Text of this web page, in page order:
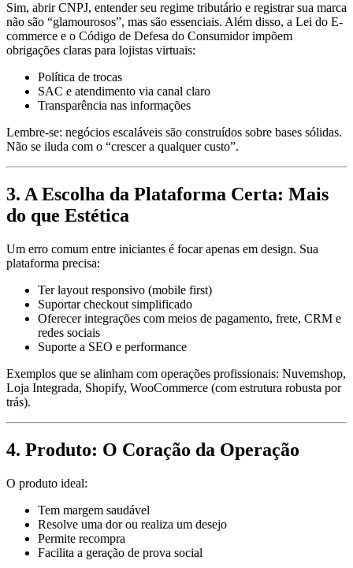
Sim, abrir CNPJ, entender seu regime tributário e registrar sua marca
não são “glamourosos”, mas são essenciais. Além disso, a Lei do E-
commerce e o Código de Defesa do Consumidor impõem
obrigações claras para lojistas virtuais:
Política de trocas
SAC e atendimento via canal claro
Transparência nas informações
Lembre-se: negócios escaláveis são construídos sobre bases sólidas.
Não se iluda com o “crescer a qualquer custo”.
3. A Escolha da Plataforma Certa: Mais
do que Estética
Um erro comum entre iniciantes é focar apenas em design. Sua
plataforma precisa:
Ter layout responsivo (mobile first)
Suportar checkout simplificado
Oferecer integrações com meios de pagamento, frete, CRM e
redes sociais
Suporte a SEO e performance
Exemplos que se alinham com operações profissionais: Nuvemshop,
Loja Integrada, Shopify, WooCommerce (com estrutura robusta por
trás).
4. Produto: O Coração da Operação
O produto ideal:
Tem margem saudável
Resolve uma dor ou realiza um desejo
Permite recompra
Facilita a geração de prova social